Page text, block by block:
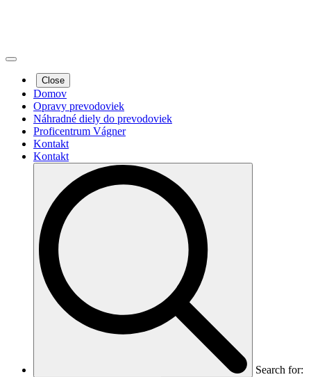
Close
Domov
Opravy prevodoviek
Náhradné diely do prevodoviek
Proficentrum Vágner
Kontakt
Kontakt
Search for: